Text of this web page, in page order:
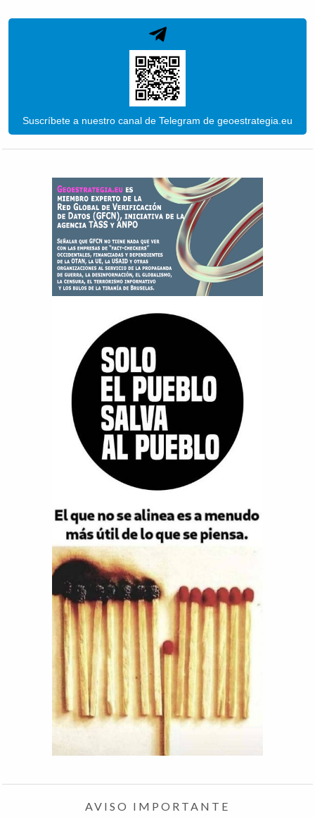
Suscríbete a nuestro canal de Telegram de geoestrategia.eu
AVISO IMPORTANTE